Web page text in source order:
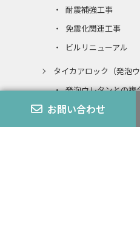
お問い合わせ
耐震補強工事
免震化関連工事
ビルリニューアル
タイカアロック（発泡
発泡ウレタンとの複
エコアロック